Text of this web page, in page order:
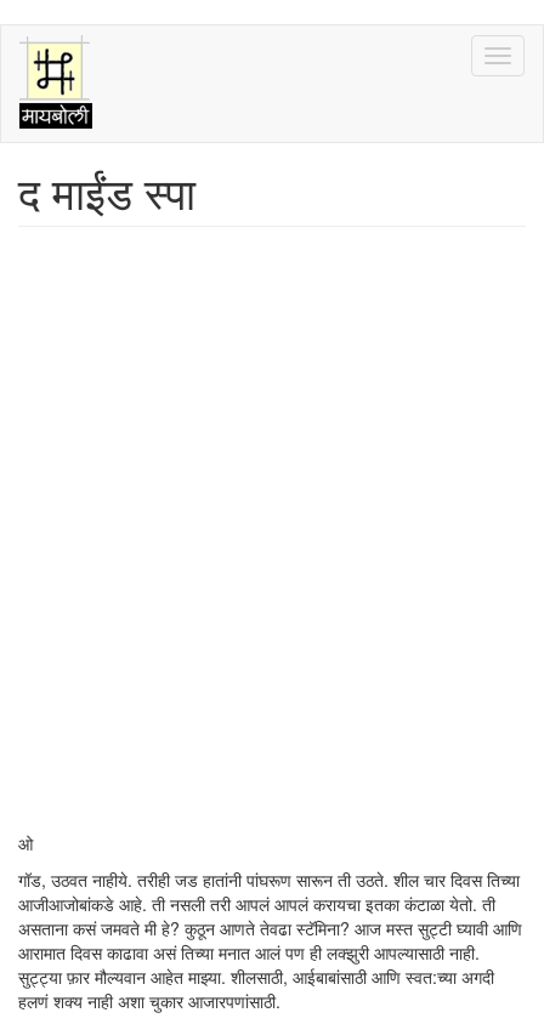
Skip
main
content
द माईंड स्पा
ओ
गॉड, उठवत नाहीये. तरीही जड हातांनी पांघरूण सारून ती उठते. शील चार दिवस तिच्या
आजीआजोबांकडे आहे. ती नसली तरी आपलं आपलं करायचा इतका कंटाळा येतो. ती
असताना कसं जमवते मी हे? कुठून आणते तेवढा स्टॅमिना? आज मस्त सुट्टी घ्यावी आणि
आरामात दिवस काढावा असं तिच्या मनात आलं पण ही लक्झुरी आपल्यासाठी नाही.
सुट्ट्या फ़ार मौल्यवान आहेत माझ्या. शीलसाठी, आईबाबांसाठी आणि स्वत:च्या अगदी
हलणं शक्य नाही अशा चुकार आजारपणांसाठी.